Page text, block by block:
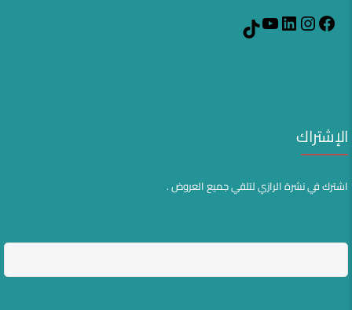
Facebook
Instagram
LinkedIn
YouTube
الإشتراك
اشترك في نشرة الرازي لتلقي جميع العروض .